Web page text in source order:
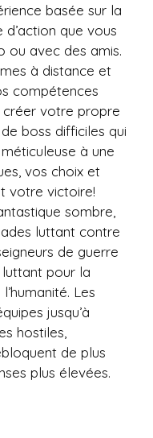
basée sur la
que vous
ou avec des amis.
à distance et
compétences
créer votre propre
boss difficiles qui
à une
vos choix et
votre victoire!
sombre,
luttant contre
de guerre
pour la
Les
jusqu’à
hostiles,
de plus
plus élevées.